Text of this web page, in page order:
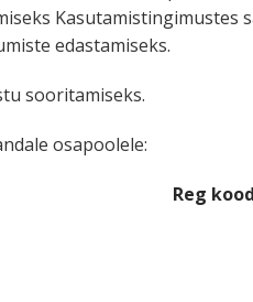
edastamiseks.
sooritamiseks.
osapoolele:
Reg kood